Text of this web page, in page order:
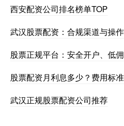
西安配资公司排名榜单TOP
武汉股票配资：合规渠道与操
股票正规平台：安全开户、低
股票配资月利息多少？费用标
武汉正规股票配资公司推荐